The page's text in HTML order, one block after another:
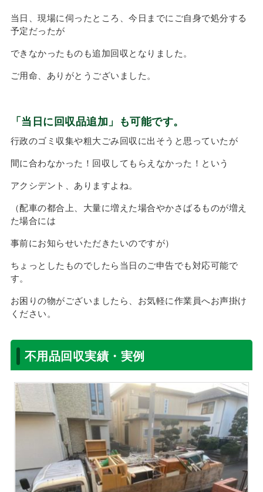
当日、現場に伺ったところ、今日までにご自身で処分する
予定だったが
できなかったものも追加回収となりました。
ご用命、ありがとうございました。
「当日に回収品追加」も可能です。
行政のゴミ収集や粗大ごみ回収に出そうと思っていたが
間に合わなかった！回収してもらえなかった！という
アクシデント、ありますよね。
（配車の都合上、大量に増えた場合やかさばるものが増え
た場合には
事前にお知らせいただきたいのですが）
ちょっとしたものでしたら当日のご申告でも対応可能で
す。
お困りの物がございましたら、お気軽に作業員へお声掛け
ください。
不用品回収実績・実例